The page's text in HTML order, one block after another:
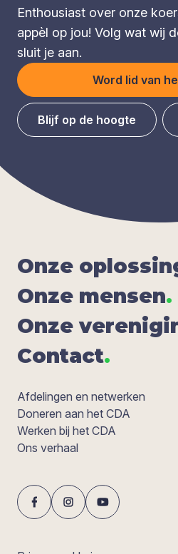
Enthousiast over onze
appèl op jou! Volg wat wij
sluit je aan.
Word lid van
Blijf op de hoogte
Onze
Onze men­sen.
Onze
Con­tact.
Afdelingen en netwerken
Doneren aan het CDA
Werken bij het CDA
Ons verhaal